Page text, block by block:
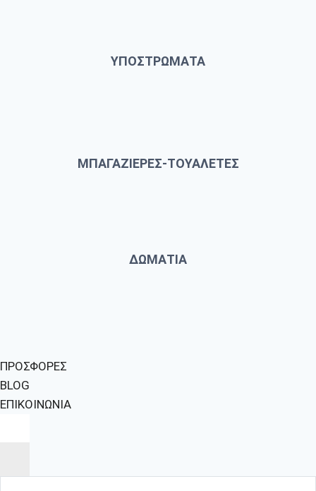
ΥΠΟΣΤΡΩΜΑΤΑ
ΜΠΑΓΑΖΙΕΡΕΣ-ΤΟΥΑΛΕΤΕΣ
ΔΩΜΑΤΙΑ
ΠΡΟΣΦΟΡΕΣ
BLOG
ΕΠΙΚΟΙΝΩΝΙΑ